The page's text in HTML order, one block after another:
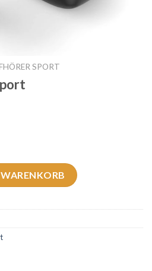
SPORT